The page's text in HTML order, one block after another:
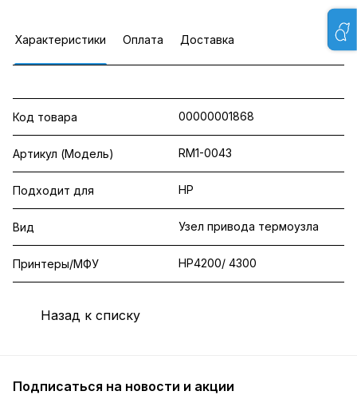
Характеристики Оплата Доставка
Код товара 00000001868
Артикул (Модель) RM1-0043
Подходит для HP
Вид Узел привода термоузла
Принтеры/МФУ НР4200/ 4300
Назад к списку
Подписаться на новости и акции